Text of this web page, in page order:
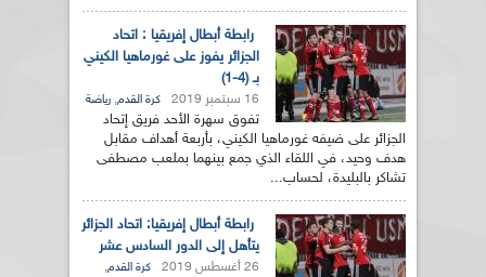
رابطة أبطال إفريقيا : اتحاد
الجزائر يفوز على غورماهيا الكيني
بـ (4-1)
16 سبتمبر 2019 كرة القدم, رياضة
تفوق سهرة الأحد فريق إتحاد
الجزائر على ضيفه غورماهيا الكيني، بأربعة أهداف مقابل
هدف وحيد، في اللقاء الذي جمع بينهما بملعب مصطفى
تشاكر بالبليدة، لحساب...
رابطة أبطال إفريقيا: اتحاد الجزائر
يتأهل إلى الدور السادس عشر
26 أغسطس 2019 كرة القدم,